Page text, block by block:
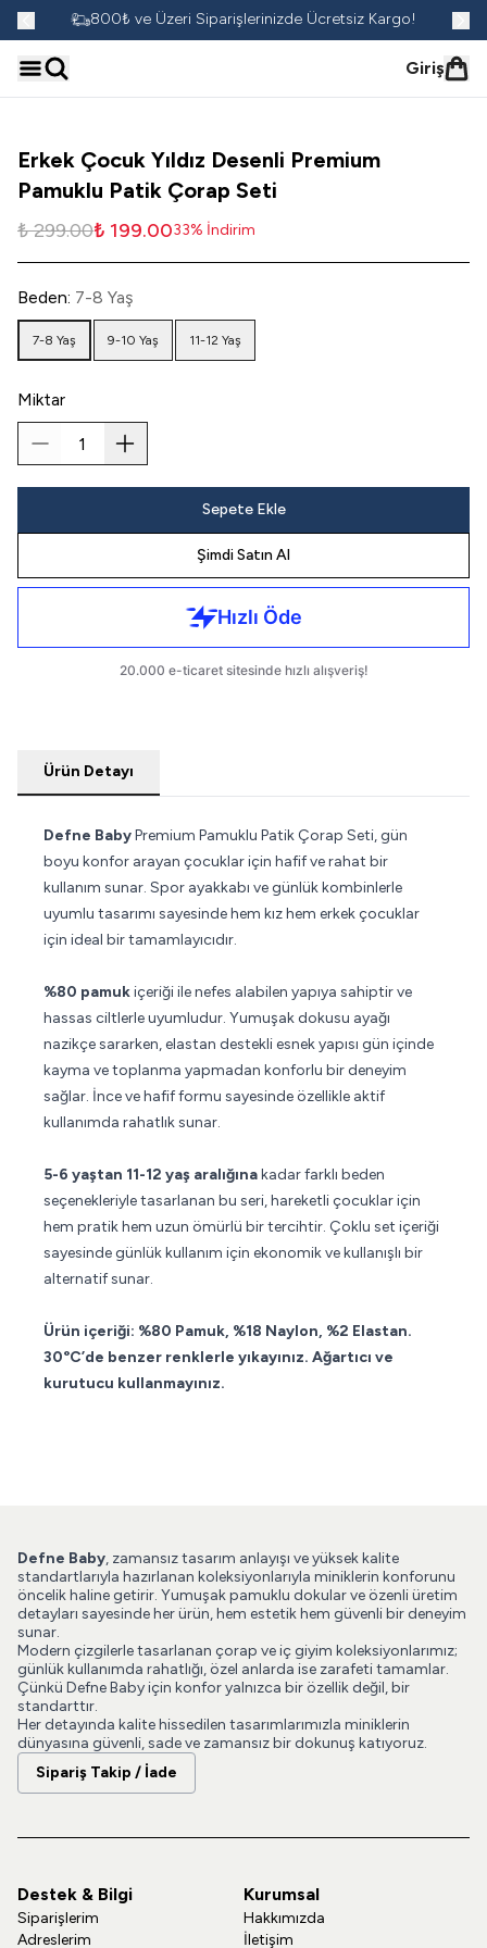
800₺ ve Üzeri Siparişlerinizde Ücretsiz Kargo!
Giriş
Erkek Çocuk Yıldız Desenli Premium
Pamuklu Patik Çorap Seti
₺ 299.00₺ 199.0033% İndirim
Beden: 7-8 Yaş
7-8 Yaş 9-10 Yaş 11-12 Yaş
Miktar
Sepete Ekle
Şimdi Satın Al
Ürün Detayı
Defne BabyPremium Pamuklu Patik Çorap Seti, gün
boyu konfor arayan çocuklar için hafif ve rahat bir
kullanım sunar. Spor ayakkabı ve günlük kombinlerle
uyumlu tasarımı sayesinde hem kız hem erkek çocuklar
için ideal bir tamamlayıcıdır.
%80 pamukiçeriği ile nefes alabilen yapıya sahiptir ve
hassas ciltlerle uyumludur. Yumuşak dokusu ayağı
nazikçe sararken, elastan destekli esnek yapısı gün içinde
kayma ve toplanma yapmadan konforlu bir deneyim
sağlar. İnce ve hafif formu sayesinde özellikle aktif
kullanımda rahatlık sunar.
5-6 yaştan 11-12 yaş aralığınakadar farklı beden
seçenekleriyle tasarlanan bu seri, hareketli çocuklar için
hem pratik hem uzun ömürlü bir tercihtir. Çoklu set içeriği
sayesinde günlük kullanım için ekonomik ve kullanışlı bir
alternatif sunar.
Ürün içeriği: %80 Pamuk, %18 Naylon, %2 Elastan.
30°C’de benzer renklerle yıkayınız. Ağartıcı ve
kurutucu kullanmayınız.
Defne Baby, zamansız tasarım anlayışı ve yüksek kalite
standartlarıyla hazırlanan koleksiyonlarıyla miniklerin konforunu
öncelik haline getirir. Yumuşak pamuklu dokular ve özenli üretim
detayları sayesinde her ürün, hem estetik hem güvenli bir deneyim
sunar.
Modern çizgilerle tasarlanan çorap ve iç giyim koleksiyonlarımız;
günlük kullanımda rahatlığı, özel anlarda ise zarafeti tamamlar.
Çünkü Defne Baby için konfor yalnızca bir özellik değil, bir
standarttır.
Her detayında kalite hissedilen tasarımlarımızla miniklerin
dünyasına güvenli, sade ve zamansız bir dokunuş katıyoruz.
Sipariş Takip / İade
Destek & Bilgi
Siparişlerim
Adreslerim
Kurumsal
Hakkımızda
İletişim